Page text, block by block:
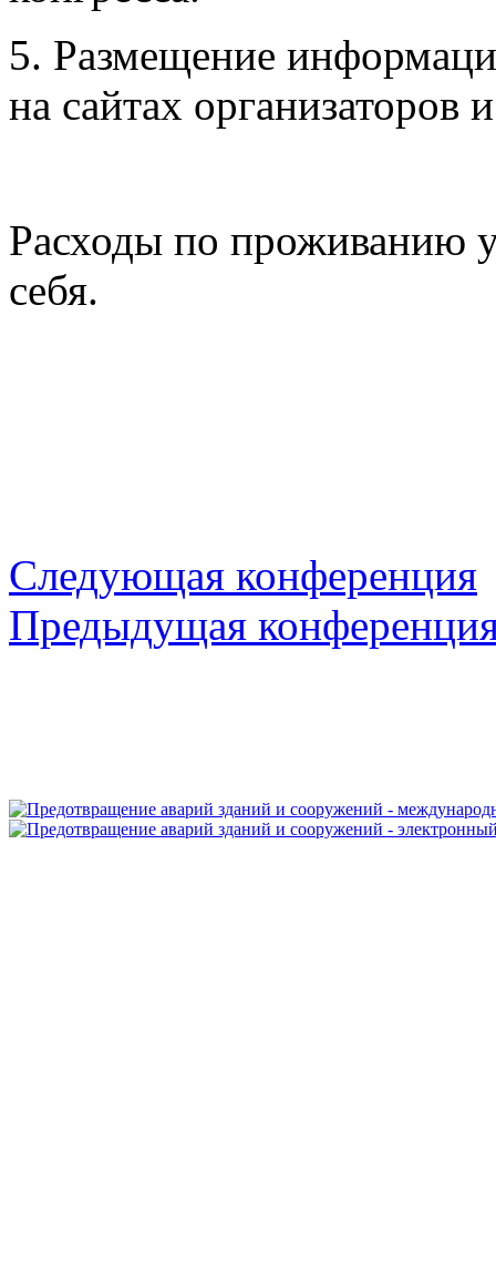
5. Размещение
на сайтах
Расходы по проживанию
себя.
Следующая конференция
Предыдущая